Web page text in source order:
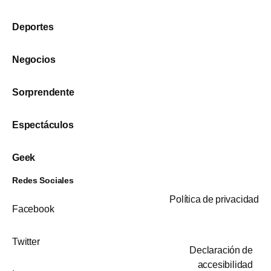
Deportes
Negocios
Sorprendente
Espectáculos
Geek
Redes Sociales
Facebook
Twitter
Política de privacidad
Declaración de
accesibilidad